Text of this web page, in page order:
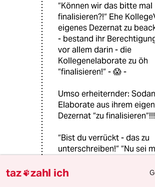
“Können wir das bitte mal
finalisieren?!“ Ehe
eigenes Dezernat zu
- bestand ihr
vor allem darin - die
Kollegenelaborate zu öh
“finalisieren!“ - 😱 -
Umso erheiternder:
Elaborate aus ihrem
Dezernat “zu
“Bist du verrückt - das zu
unterschreiben!“ “Nu sei
Arbeiten seiner Refin
taz zahl ich